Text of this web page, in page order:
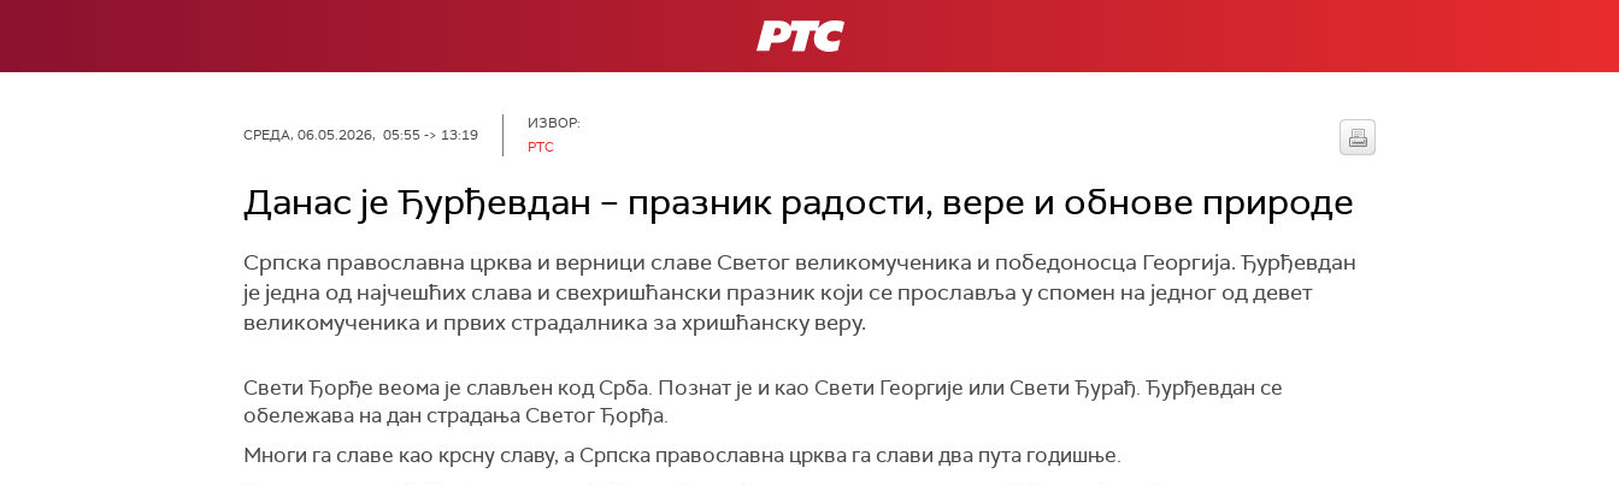
РТС
СРЕДА, 06.05.2026, 05:55 -> 13:19
ИЗВОР:
РТС
Данас је Ђурђевдан – празник радости, вере и обнове природе
Српска православна црква и верници славе Светог великомученика и победоносца Георгија. Ђурђевдан
је једна од најчешћих слава и свехришћански празник који се прославља у спомен на једног од девет
великомученика и првих страдалника за хришћанску веру.
Свети Ђорђе веома је слављен код Срба. Познат је и као Свети Георгије или Свети Ђурађ. Ђурђевдан се
обележава на дан страдања Светог Ђорђа.
Многи га славе као крсну славу, а Српска православна црква га слави два пута годишње.